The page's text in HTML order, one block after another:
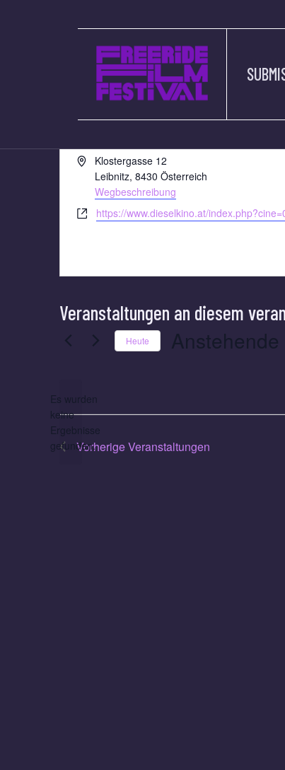
DIESELKINO
AdresseKlostergasse 12
Leibnitz, 8430 Österreich
Wegbeschreibung
Webseitehttps://www.dieselkino.at/
Veranstaltungen an diesem
Hinweis
Es wurden
keine
Ergebnisse
gefunden.
Heute Anstehende
VorherigeVeranstaltungen